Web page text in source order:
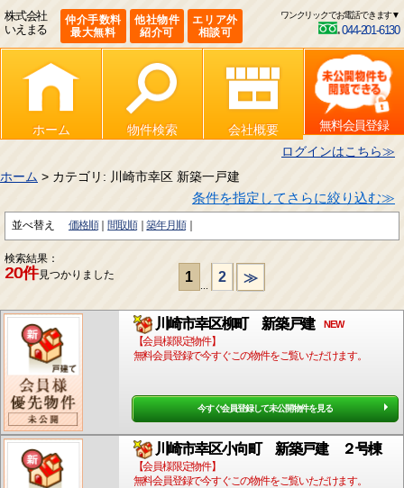
株式会社
いえまる
仲介手数料
最大無料
他社物件
紹介可
エリア外
相談可
ワンクリックでお電話できます▼
044-201-6130
ホーム 物件検索 会社概要
無料会員登録
ログインはこちら≫
ホーム > カテゴリ: 川崎市幸区 新築一戸建
条件を指定してさらに絞り込む≫
並べ替え 価格順 間取順 築年月順
検索結果：
20件見つかりました 1
...
2 ≫
川崎市幸区柳町 新築戸建 NEW
【会員様限定物件】
無料会員登録で今すぐこの物件をご覧いただけます。
今すぐ会員登録して未公開物件を見る
川崎市幸区小向町 新築戸建 ２号棟
【会員様限定物件】
無料会員登録で今すぐこの物件をご覧いただけます。